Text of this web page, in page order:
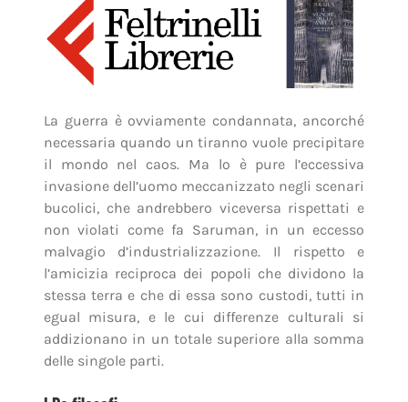
La guerra è ovviamente condannata, ancorché
necessaria quando un tiranno vuole precipitare
il mondo nel caos. Ma lo è pure l’eccessiva
invasione dell’uomo meccanizzato negli scenari
bucolici, che andrebbero viceversa rispettati e
non violati come fa Saruman, in un eccesso
malvagio d’industrializzazione. Il rispetto e
l’amicizia reciproca dei popoli che dividono la
stessa terra e che di essa sono custodi, tutti in
egual misura, e le cui differenze culturali si
addizionano in un totale superiore alla somma
delle singole parti.